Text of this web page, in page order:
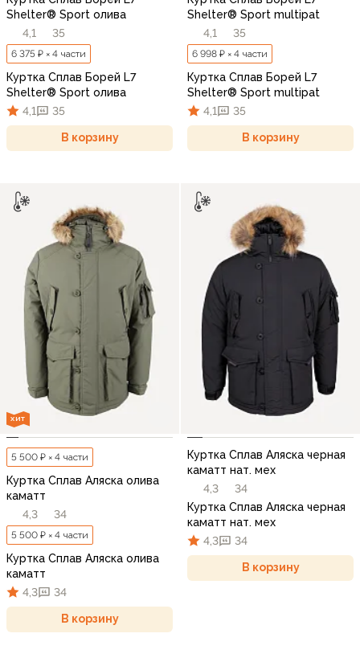
Shelter® Sport олива
4,1
35
6 375 ₽ × 4 части
Куртка Сплав Борей L7
Shelter® Sport олива
4,1
35
В корзину
Shelter® Sport multipat
4,1
35
6 998 ₽ × 4 части
Куртка Сплав Борей L7
Shelter® Sport multipat
4,1
35
В корзину
ХИТ
5 500 ₽ × 4 части
Куртка Сплав Аляска олива
каматт
4,3
34
5 500 ₽ × 4 части
Куртка Сплав Аляска олива
каматт
4,3
34
В корзину
Куртка Сплав Аляска черная
каматт нат. мех
4,3
34
Куртка Сплав Аляска черная
каматт нат. мех
4,3
34
В корзину